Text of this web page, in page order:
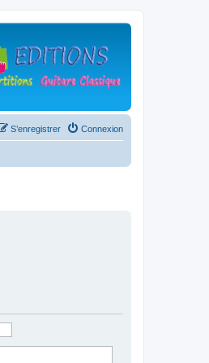
Connexion
S’enregistrer